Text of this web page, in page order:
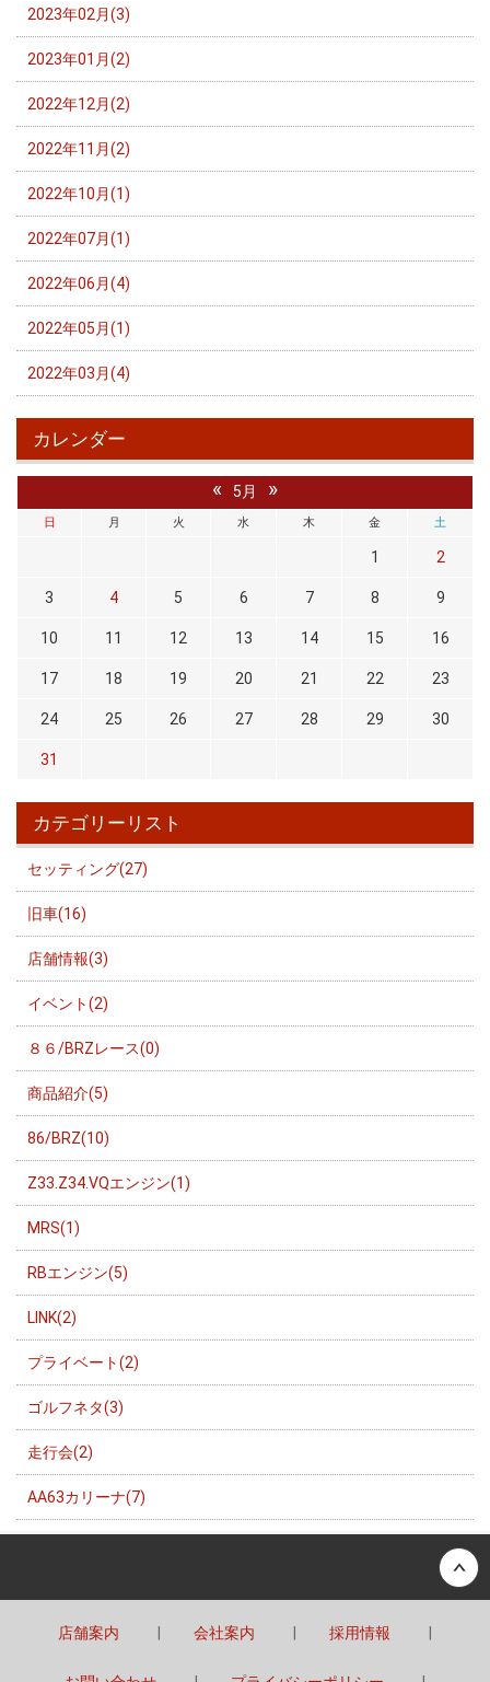
2023年02月(3)
2023年01月(2)
2022年12月(2)
2022年11月(2)
2022年10月(1)
2022年07月(1)
2022年06月(4)
2022年05月(1)
2022年03月(4)
カレンダー
« 5月 »
日 月 火 水 木 金 土
1 2
3 4 5 6 7 8 9
10 11 12 13 14 15 16
17 18 19 20 21 22 23
24 25 26 27 28 29 30
31
カテゴリーリスト
セッティング(27)
旧車(16)
店舗情報(3)
イベント(2)
８６/BRZレース(0)
商品紹介(5)
86/BRZ(10)
Z33.Z34.VQエンジン(1)
MRS(1)
RBエンジン(5)
LINK(2)
プライベート(2)
ゴルフネタ(3)
走行会(2)
AA63カリーナ(7)
店舗案内 会社案内 採用情報